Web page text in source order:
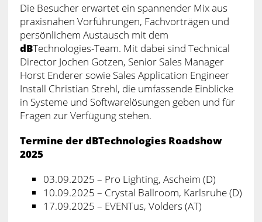
Die Besucher erwartet ein spannender Mix aus
praxisnahen Vorführungen, Fachvorträgen und
persönlichem Austausch mit dem
dBTechnologies-Team. Mit dabei sind Technical
Director Jochen Gotzen, Senior Sales Manager
Horst Enderer sowie Sales Application Engineer
Install Christian Strehl, die umfassende Einblicke
in Systeme und Softwarelösungen geben und für
Fragen zur Verfügung stehen.
Termine der dBTechnologies Roadshow
2025
03.09.2025 – Pro Lighting, Ascheim (D)
10.09.2025 – Crystal Ballroom, Karlsruhe (D)
17.09.2025 – EVENTus, Volders (AT)